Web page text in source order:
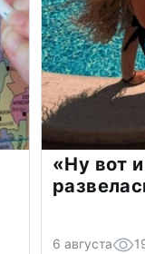
«Ну вот
6 августа